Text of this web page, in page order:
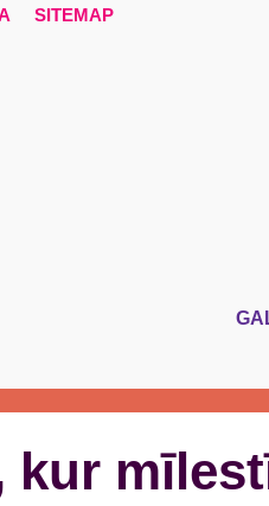
SITEMAP
kur